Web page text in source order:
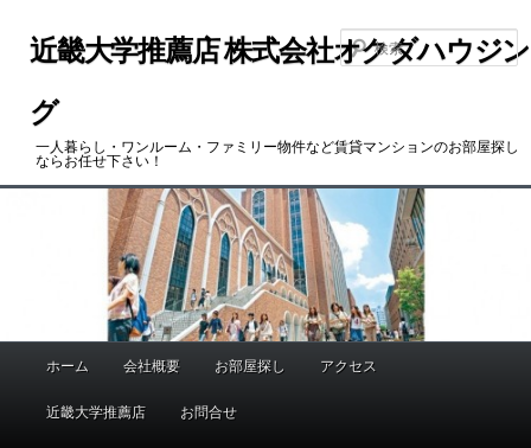
ン
ツ
近畿大学推薦店 株式会社オクダハウジン
グ
一人暮らし・ワンルーム・ファミリー物件など賃貸マンションのお部屋探し
ならお任せ下さい！
ホーム 会社概要 お部屋探し アクセス
近畿大学推薦店 お問合せ